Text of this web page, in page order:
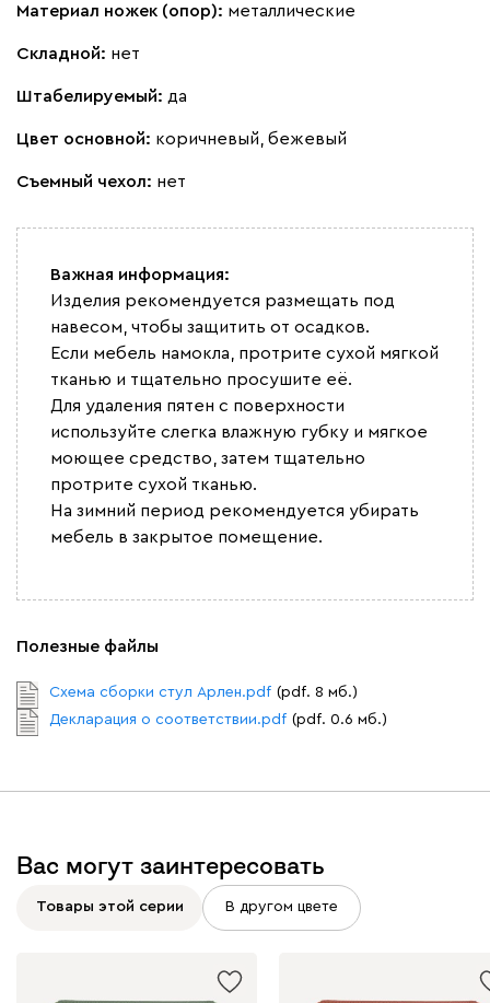
Материал ножек (опор): металлические
Складной: нет
Штабелируемый: да
Цвет основной: коричневый, бежевый
Съемный чехол: нет
Важная информация:
Изделия рекомендуется размещать под
навесом, чтобы защитить от осадков.
Если мебель намокла, протрите сухой мягкой
тканью и тщательно просушите её.
Для удаления пятен с поверхности
используйте слегка влажную губку и мягкое
моющее средство, затем тщательно
протрите сухой тканью.
На зимний период рекомендуется убирать
мебель в закрытое помещение.
Полезные файлы
Схема сборки стул Арлен.pdf (pdf. 8 мб.)
Декларация о соответствии.pdf (pdf. 0.6 мб.)
Вас могут заинтересовать
Товары этой серии В другом цвете